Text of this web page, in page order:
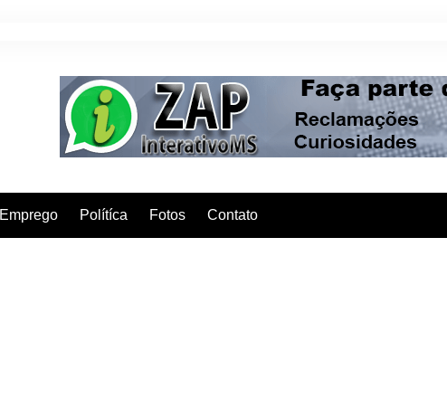
Emprego Polítíca Fotos Contato